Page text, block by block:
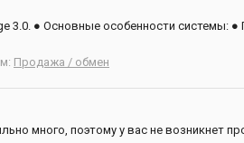
3.0. ● Основные особенности системы:
Продажа / обмен
много, поэтому у вас не возникнет